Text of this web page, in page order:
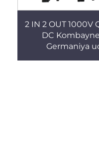
2 IN 2 OUT 1000V
DC
Germaniya